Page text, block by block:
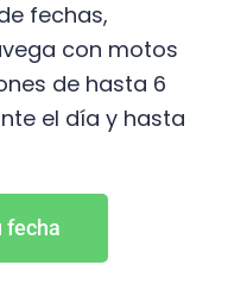
fechas,
con motos
de hasta 6
el día y hasta
fecha